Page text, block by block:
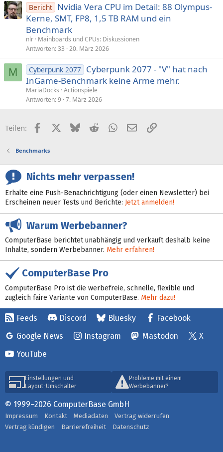
Bericht Nvidia Vera CPU im Detail: 88 Olympus-
Kerne, SMT, FP8, 1,5 TB RAM und ein
Benchmark
nlr Mainboards und CPUs: Diskussionen
Antworten 33 20. März 2026
M Cyberpunk 2077
Cyberpunk 2077 - "V" hat nach
InGame-Benchmark keine Arme mehr.
MariaDocks Actionspiele
Antworten 9 7. März 2026
Teilen: FacebookX (Twitter)
BlueskyRedditWhatsApp
E-MailLink
Benchmarks
Nichts mehr verpassen!
Erhalte eine Push-Benachrichtigung (oder einen Newsletter) bei
Erscheinen neuer Tests und Berichte: Jetzt anmelden!
Warum Werbebanner?
ComputerBase berichtet unabhängig und verkauft deshalb keine
Inhalte, sondern Werbebanner. Mehr erfahren!
ComputerBase Pro
ComputerBase Pro ist die werbefreie, schnelle, flexible und
zugleich faire Variante von ComputerBase. Mehr dazu!
Feeds Discord Bluesky
Facebook
Google News
Instagram Mastodon
X
YouTube
Einstellungen und
Layout-Umschalter
Probleme mit einem
Werbebanner?
© 1999–2026 ComputerBase GmbH
Impressum Kontakt Mediadaten
Vertrag widerrufen
Vertrag kündigen
Barrierefreiheit Datenschutz